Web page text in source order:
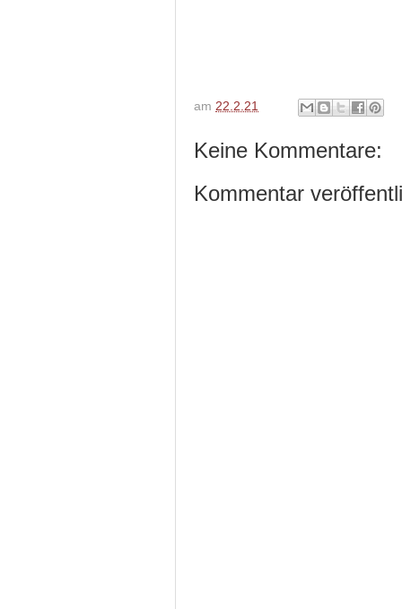
am 22.2.21
Keine Kommentare:
Kommentar